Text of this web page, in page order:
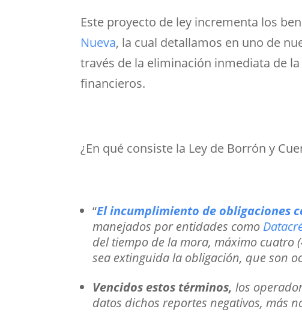
Este proyecto de ley incrementa los
Nueva, la cual detallamos en uno de
través de la eliminación inmediata de
financieros.
¿En qué consiste la Ley de Borrón y
“El incumplimiento de obligaciones
manejados por entidades como
del tiempo de la mora, máximo cuatro
sea extinguida la obligación, que son
Vencidos estos términos, los
datos dichos reportes negativos, más